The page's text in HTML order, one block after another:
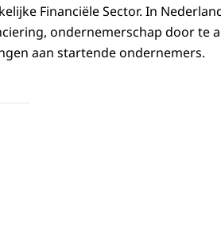
Financiële Sector. In
ondernemerschap door te
aan startende ondernemers.